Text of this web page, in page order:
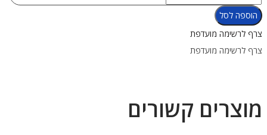
של
כיס
משקולות
שמאלי
עם
הוספה לסל
צרף לרשימה מועדפת
צרף לרשימה מועדפת
מוצרים קשורים